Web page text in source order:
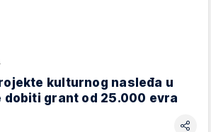
kulturnog nasleđa u
dobiti grant od 25.000 evra